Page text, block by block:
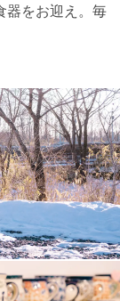
器をお迎え。毎